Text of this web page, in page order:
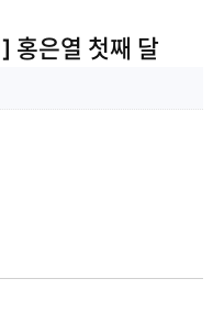
홍은열 첫째 달